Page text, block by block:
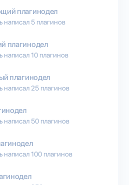
плагинодел
написал 5 плагинов
плагинодел
написал 10 плагинов
плагинодел
написал 25 плагинов
написал 50 плагинов
написал 100 плагинов